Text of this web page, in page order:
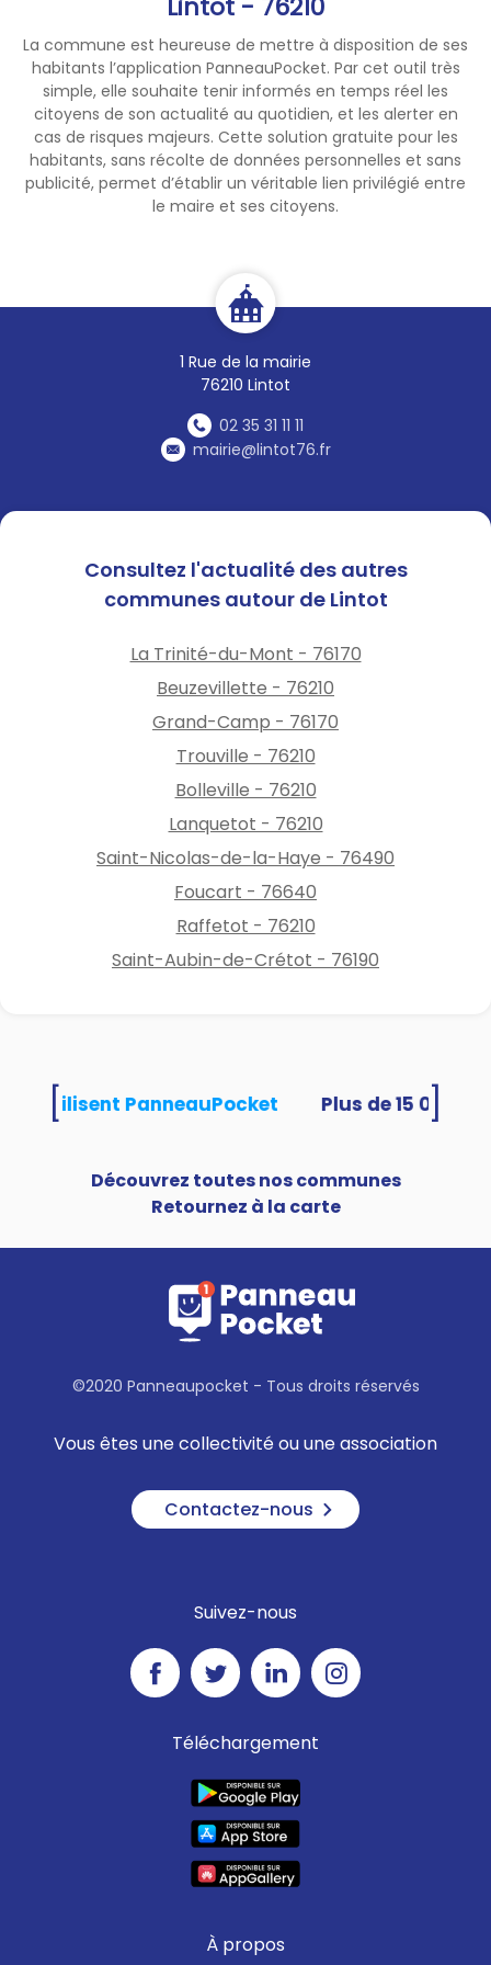
La commune est heureuse de mettre à disposition de ses
habitants l’application PanneauPocket. Par cet outil très
simple, elle souhaite tenir informés en temps réel les
citoyens de son actualité au quotidien, et les alerter en
cas de risques majeurs. Cette solution gratuite pour les
habitants, sans récolte de données personnelles et sans
publicité, permet d’établir un véritable lien privilégié entre
le maire et ses citoyens.
1 Rue de la mairie
76210 Lintot
02 35 31 11 11
mairie@lintot76.fr
les tournées qui sont
habituellement réalisées le
matin, et avant midi pour les
tournées qui sont
habituellement réalisées
l’après-midi.
Consultez l'actualité des autres
communes autour de Lintot
La Trinité-du-Mont - 76170
Beuzevillette - 76210
Grand-Camp - 76170
Trouville - 76210
Bolleville - 76210
Lanquetot - 76210
Saint-Nicolas-de-la-Haye - 76490
Foucart - 76640
Raffetot - 76210
Saint-Aubin-de-Crétot - 76190
utilisent PanneauPocket
Découvrez toutes nos communes
Retournez à la carte
©2020 Panneaupocket - Tous droits réservés
Vous êtes une collectivité ou une association
Contactez-nous
Suivez-nous
Téléchargement
À propos